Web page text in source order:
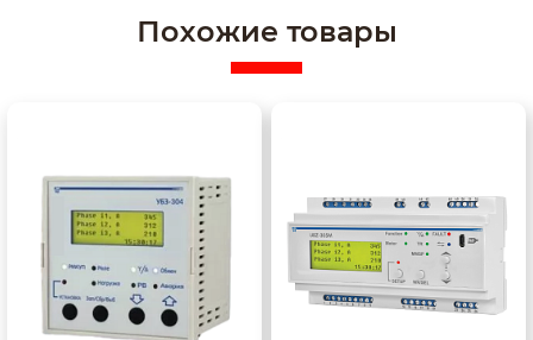
двигателем);
исчезновение крутящего момента на валу
По каждому типу защиты возможно разрешение или запрет
автоматического повторного включения (АПВ) двигателя.
Похожие товары